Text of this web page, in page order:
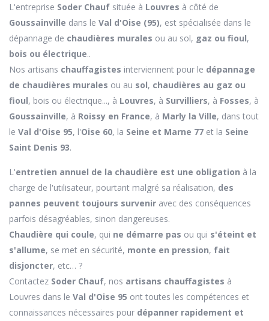
L'entreprise Soder Chauf située à Louvres à côté de
Goussainville dans le Val d'Oise (95), est spécialisée dans le
dépannage de chaudières murales ou au sol, gaz ou fioul,
bois ou électrique..
Nos artisans chauffagistes interviennent pour le dépannage
de chaudières murales ou au sol, chaudières au gaz ou
fioul, bois ou électrique..., à Louvres, à Survilliers, à Fosses, à
Goussainville, à Roissy en France, à Marly la Ville, dans tout
le Val d'Oise 95, l'Oise 60, la Seine et Marne 77 et la Seine
Saint Denis 93.
L'entretien annuel de la chaudière est une obligation à la
charge de l'utilisateur, pourtant malgré sa réalisation, des
pannes peuvent toujours survenir avec des conséquences
parfois désagréables, sinon dangereuses.
Chaudière qui coule, qui ne démarre pas ou qui s'éteint et
s'allume, se met en sécurité, monte en pression, fait
disjoncter, etc… ?
Contactez Soder Chauf, nos artisans chauffagistes à
Louvres dans le Val d'Oise 95 ont toutes les compétences et
connaissances nécessaires pour dépanner rapidement et